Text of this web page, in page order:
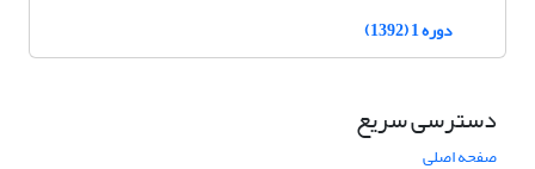
دوره 1 (1392)
دسترسی سریع
صفحه اصلی